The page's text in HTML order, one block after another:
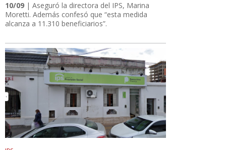
10/09 | Aseguró la directora del IPS, Marina
Moretti. Además confesó que “esta medida
alcanza a 11.310 beneficiarios”.